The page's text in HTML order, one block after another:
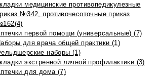
медицинские противопедикулезные
№342, противочесоточные приказ
первой помощи (универсальные) (7)
для врача общей практики (1)
наборы (1)
экстренной личной профилактики (3)
для дома (7)